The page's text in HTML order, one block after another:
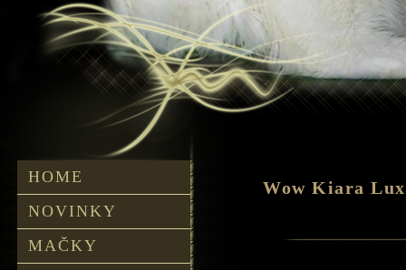
HOME
NOVINKY
MAČKY
Wow Kiara